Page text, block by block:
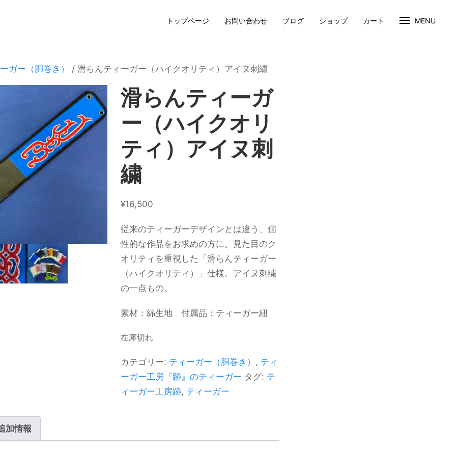
トップページ お問い合わせ ブログ ショップ カート MENU
ガー（胴巻き） / 滑らんティーガー（ハイクオリティ）アイヌ刺繍
滑らんティーガ
ー（ハイクオリ
ティ）アイヌ刺
繍
¥16,500
従来のティーガーデザインとは違う、個
性的な作品をお求めの方に。見た目のク
オリティを重視した「滑らんティーガー
（ハイクオリティ）」仕様。アイヌ刺繍
の一点もの。
素材：綿生地 付属品：ティーガー紐
在庫切れ
カテゴリー: ティーガー（胴巻き） , ティ
ーガー工房『跡』のティーガー タグ: テ
ィーガー工房跡, ティーガー
加情報